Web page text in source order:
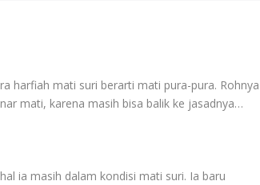
harfiah mati suri berarti mati pura-pura. Rohnya
mati, karena masih bisa balik ke jasadnya…
ia masih dalam kondisi mati suri. Ia baru